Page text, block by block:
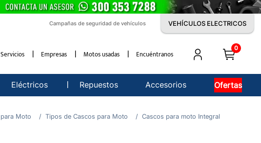
Campañas de seguridad de vehículos VEHÍCULOS ELECTRICOS
Servicios Empresas Motos usadas Encuéntranos
0
Eléctricos Repuestos Accesorios Ofertas
Moto Tipos de Cascos para Moto Cascos para moto Integral